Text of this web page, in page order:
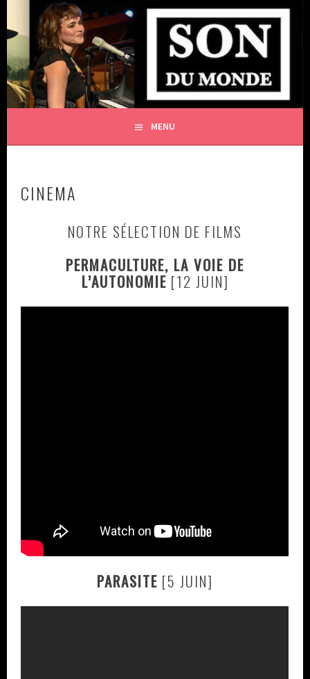
au
contenu
principal
SON DU MONDE
L'ART ET LA CULTURE LIBRES [DE TOUTE DÉPENDANCE
IDÉOLOGIQUE ET FINANCIÈRE]
MENU
CINEMA
NOTRE SÉLECTION DE FILMS
PERMACULTURE, LA VOIE DE
L’AUTONOMIE [12 JUIN]
PARASITE [5 JUIN]